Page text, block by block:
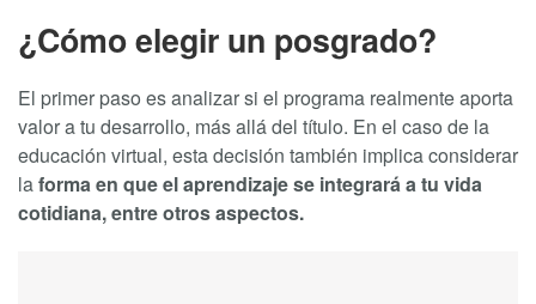
¿Cómo elegir un posgrado?
El primer paso es analizar si el programa realmente aporta
valor a tu desarrollo, más allá del título. En el caso de la
educación virtual, esta decisión también implica considerar
laforma en que el aprendizaje se integrará a tu vida
cotidiana, entre otros aspectos.